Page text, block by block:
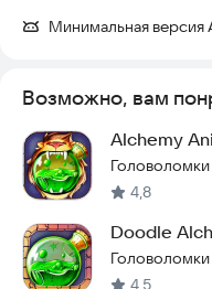
Минимальная версия
Возможно, вам
Alchemy
Головоломки
4,8
Doodle
Головоломки
4,5